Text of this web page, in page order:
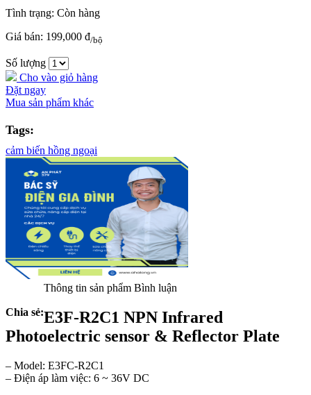
Tình trạng: Còn hàng
Giá bán: 199,000 đ/bộ
Số lượng
Cho vào giỏ hàng
Đặt ngay
Mua sản phẩm khác
Tags:
cảm biến hồng ngoại
Chia sẻ:
Thông tin sản phẩm Bình luận
E3F-R2C1 NPN Infrared
Photoelectric sensor & Reflector Plate
– Model: E3FC-R2C1
– Điện áp làm việc: 6 ~ 36V DC